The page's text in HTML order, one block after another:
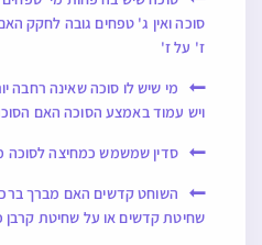
סוכה ואין ג' טפחים גובה לחקק
ז' על ז'
מי שיש לו סוכה שאינה רחבה
ויש עמוד באמצע הסוכה האם
סדין שמשמש כמחיצה לסוכה
השוחט קדשים האם מברך
שחיטת קדשים או על שחיטת קרבן